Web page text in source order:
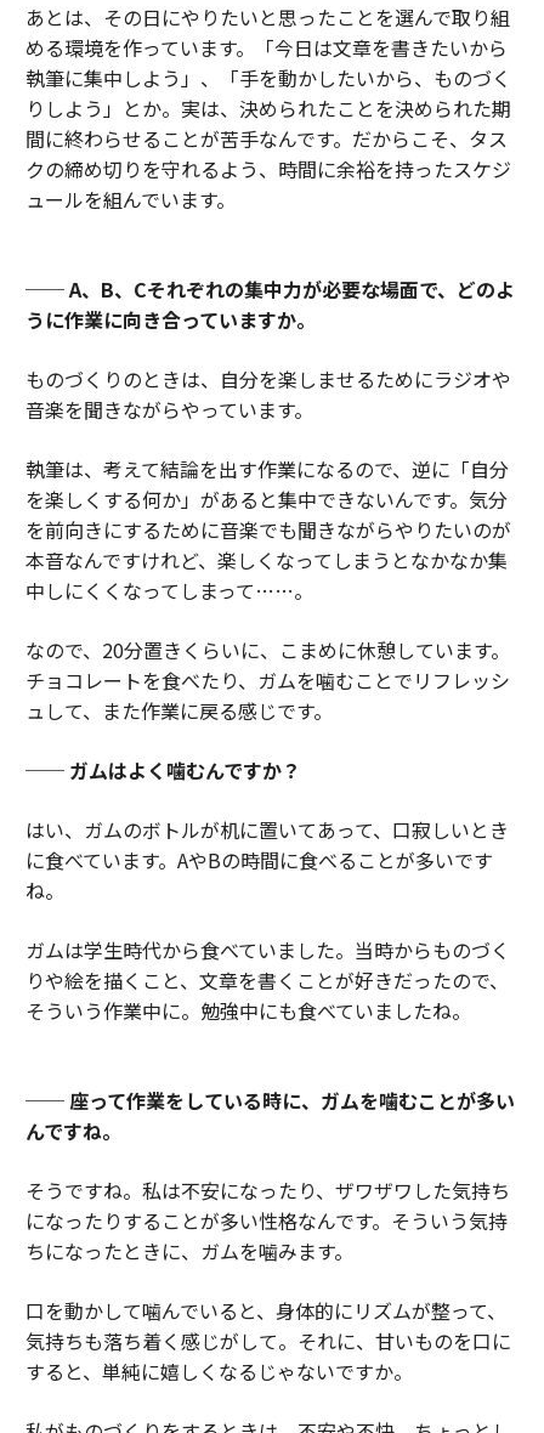
あとは、その日にやりたいと思ったことを選んで取り組
める環境を作っています。「今日は文章を書きたいから
執筆に集中しよう」、「手を動かしたいから、ものづく
りしよう」とか。実は、決められたことを決められた期
間に終わらせることが苦手なんです。だからこそ、タス
クの締め切りを守れるよう、時間に余裕を持ったスケジ
ュールを組んでいます。
── A、B、Cそれぞれの集中力が必要な場面で、どのよ
うに作業に向き合っていますか。
ものづくりのときは、自分を楽しませるためにラジオや
音楽を聞きながらやっています。
執筆は、考えて結論を出す作業になるので、逆に「自分
を楽しくする何か」があると集中できないんです。気分
を前向きにするために音楽でも聞きながらやりたいのが
本音なんですけれど、楽しくなってしまうとなかなか集
中しにくくなってしまって……。
なので、20分置きくらいに、こまめに休憩しています。
チョコレートを食べたり、ガムを噛むことでリフレッシ
ュして、また作業に戻る感じです。
── ガムはよく噛むんですか？
はい、ガムのボトルが机に置いてあって、口寂しいとき
に食べています。AやBの時間に食べることが多いです
ね。
ガムは学生時代から食べていました。当時からものづく
りや絵を描くこと、文章を書くことが好きだったので、
そういう作業中に。勉強中にも食べていましたね。
── 座って作業をしている時に、ガムを噛むことが多い
んですね。
そうですね。私は不安になったり、ザワザワした気持ち
になったりすることが多い性格なんです。そういう気持
ちになったときに、ガムを噛みます。
口を動かして噛んでいると、身体的にリズムが整って、
気持ちも落ち着く感じがして。それに、甘いものを口に
すると、単純に嬉しくなるじゃないですか。